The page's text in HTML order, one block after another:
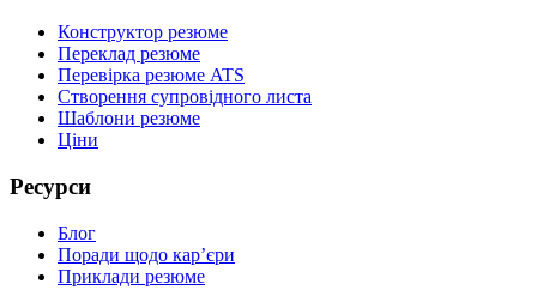
Конструктор резюме
Переклад резюме
Перевірка резюме ATS
Створення супровідного листа
Шаблони резюме
Ціни
Ресурси
Блог
Поради щодо кар’єри
Приклади резюме